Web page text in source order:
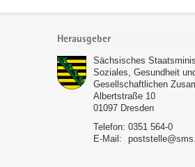
Herausgeber
Sächsisches
Soziales, Gesundheit
Gesellschaftlichen
Albertstraße 10
01097 Dresden
Telefon: 0351 564-0
E-Mail: